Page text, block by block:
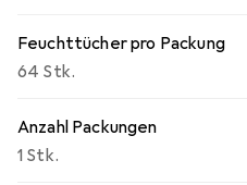
Feuchttücher pro Packung
64 Stk.
Anzahl Packungen
1 Stk.